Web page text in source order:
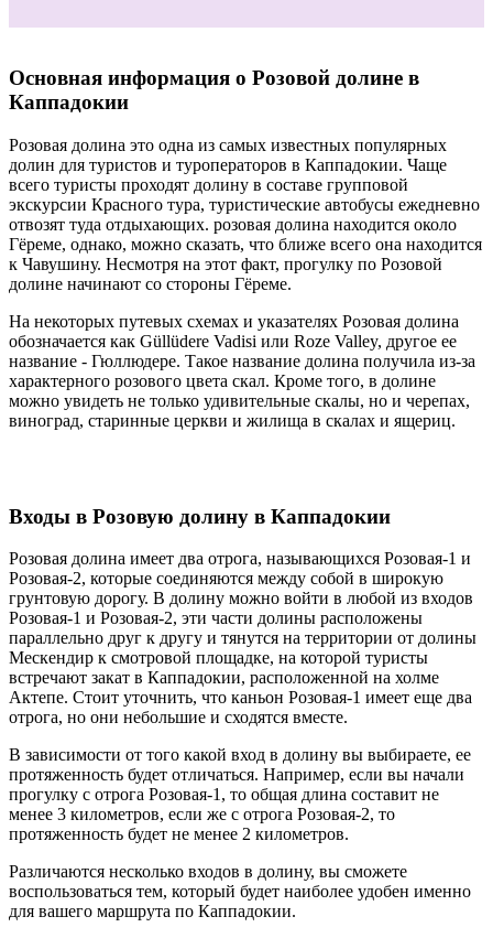
Основная информация о Розовой долине в
Каппадокии
Розовая долина это одна из самых известных популярных
долин для туристов и туроператоров в Каппадокии. Чаще
всего туристы проходят долину в составе групповой
экскурсии Красного тура, туристические автобусы ежедневно
отвозят туда отдыхающих. розовая долина находится около
Гёреме, однако, можно сказать, что ближе всего она находится
к Чавушину. Несмотря на этот факт, прогулку по Розовой
долине начинают со стороны Гёреме.
На некоторых путевых схемах и указателях Розовая долина
обозначается как Güllüdere Vadisi или Roze Valley, другое ее
название - Гюллюдере. Такое название долина получила из-за
характерного розового цвета скал. Кроме того, в долине
можно увидеть не только удивительные скалы, но и черепах,
виноград, старинные церкви и жилища в скалах и ящериц.
Входы в Розовую долину в Каппадокии
Розовая долина имеет два отрога, называющихся Розовая-1 и
Розовая-2, которые соединяются между собой в широкую
грунтовую дорогу. В долину можно войти в любой из входов
Розовая-1 и Розовая-2, эти части долины расположены
параллельно друг к другу и тянутся на территории от долины
Мескендир к смотровой площадке, на которой туристы
встречают закат в Каппадокии, расположенной на холме
Актепе. Стоит уточнить, что каньон Розовая-1 имеет еще два
отрога, но они небольшие и сходятся вместе.
В зависимости от того какой вход в долину вы выбираете, ее
протяженность будет отличаться. Например, если вы начали
прогулку с отрога Розовая-1, то общая длина составит не
менее 3 километров, если же с отрога Розовая-2, то
протяженность будет не менее 2 километров.
Различаются несколько входов в долину, вы сможете
воспользоваться тем, который будет наиболее удобен именно
для вашего маршрута по Каппадокии.